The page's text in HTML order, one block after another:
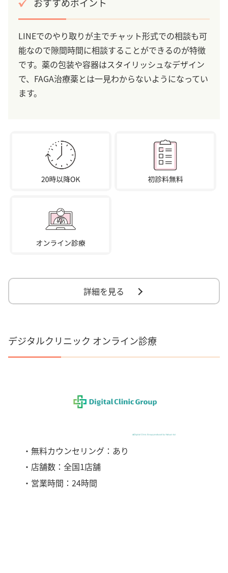
LINEでのやり取りが主でチャット形式での相談も可
能なので隙間時間に相談することができるのが特徴
です。薬の包装や容器はスタイリッシュなデザイン
で、FAGA治療薬とは一見わからないようになってい
ます。
詳細を見る
デジタルクリニック オンライン診療
・無料カウンセリング：あり
・店舗数：全国1店舗
・営業時間：24時間